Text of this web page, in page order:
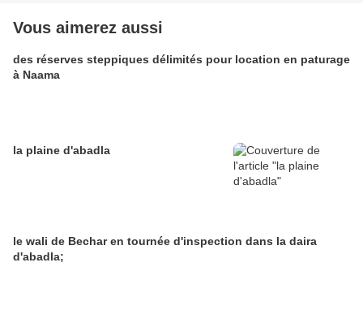
Vous aimerez aussi
des réserves steppiques délimités pour location en paturage
à Naama
la plaine d'abadla
le wali de Bechar en tournée d'inspection dans la daira
d'abadla;